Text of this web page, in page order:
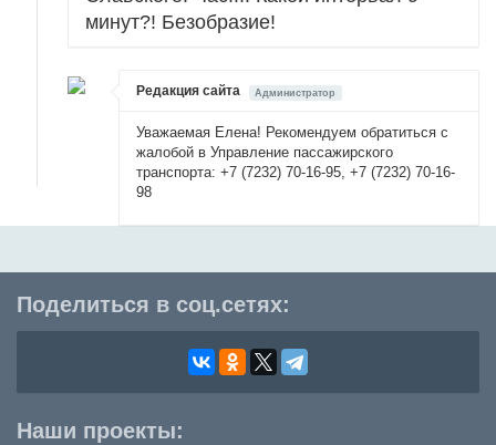
минут?! Безобразие!
Редакция сайта Администратор
Уважаемая Елена! Рекомендуем обратиться с
жалобой в Управление пассажирского
транспорта: +7 (7232) 70-16-95, +7 (7232) 70-16-
98
Поделиться в соц.сетях:
Наши проекты: